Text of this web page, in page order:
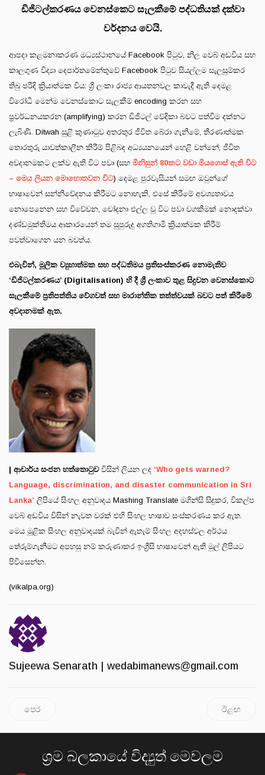
ඩිජිටල්කරණය වෙනස්කෙට සැලකීමේ පද්ධතියක් දක්වා
වර්දනය වෙයි.
ආපදා කළමනාකරණ මධ්‍යස්ථානයේ Facebook පිටුව, නිල වෙබ් අඩවිය සහ
කාලගුණ විද්‍යා දෙපාර්තමේන්තුවේ Facebook පිටුව සියල්ලම සැලසුම්කර
තිබු පරිදි ක්‍රියාත්මක විය: ශ්‍රී ලංකා රාජ්‍ය ආයතනවල කාවැදී ඇති දෙමළ
විරෝධී මෙන්ම වෙනස්කොට සැලකීම් encoding කරන සහ
ප්‍රවර්ධනයකරන (amplifying) කරන ඩිජිටල් වේදිකා බවට පත්වීම දක්නට
ලැබිණි. Ditwah සුළි කුණාටුව අතරතුර ජීවිත බේරා ගැනීමේ, තීරණාත්මක
තොරතුරු යාවත්කාලීන කිරීම් පිළිබඳ අධ්‍යයනයෙන් හෙළි වන්නේ, ජීවිත
අවදානමකට ලක්ව ඇති විට පවා (සහ මිනිසුන් 80කට වඩා මියගොස් ඇති විට
– මෙය ලියන මොහොතවන විට) දෙමළ පුරවැසියන් සමඟ ඔවුන්ගේ
භාෂාවෙන් සන්නිවේදනය කිරීමට නොහැකි, එසේ කිරීමේ අවශ්‍යතාවය
නොපෙනෙන සහ විවේචන, චෝදනා එල්ල වූ විට පවා වගකීමක් නොදක්වා
දණ්ඩමුක්තිමය ආකාරයෙන් තම සුපුරුදු අගතිගාමී ක්‍රියාත්මක කිරීම්
පවත්වාගෙන යන බවත්ය.
එබැවින්, මූලික ව්‍යුහාත්මක සහ පද්ධතිමය ප්‍රතිසංස්කරණ නොමැතිව
‘ඩිජිටල්කරණය’ (Digitalisation) හි දී ශ්‍රී ලංකාව තුළ සිදුවන වෙනස්කොට
සැලකීමේ ප්‍රතිපත්තිය වේගවත් සහ මාරාන්තික තත්ත්වයක් බවට පත් කිරීමේ
අවදානමක් ඇත.
| ආචාර්ය සංජන හත්තොටුවවිසින් ලියන ලද ‘Who gets warned?
Language, discrimination, and disaster communication in Sri
Lanka’ ලිපියේ සිංහල අනුවාදය Mashing Translate මගින්සි සිදුකර, විකල්ප
වෙබ් අඩවිය විසින් නැවත වරක් එහි සිංහල භාෂාව සංස්කරණය කර ඇත.
මෙය මූළික සිංහල අනුවාදයක් බැවින් ඇතැම් සිංහල අදහස්වල අර්ථය
තේරුම්ගැනීමට අපහසු නම් කරුණාකර ඉංග්‍රීසි භාෂාවෙන් ඇති මුල් ලිපියට
පිවිසෙන්න.
(vikalpa.org)
Sujeewa Senarath | wedabimanews@gmail.com
පෙර ඊළඟ
ශ්‍රම බලකායේ විද්‍යුත් මෙවලම